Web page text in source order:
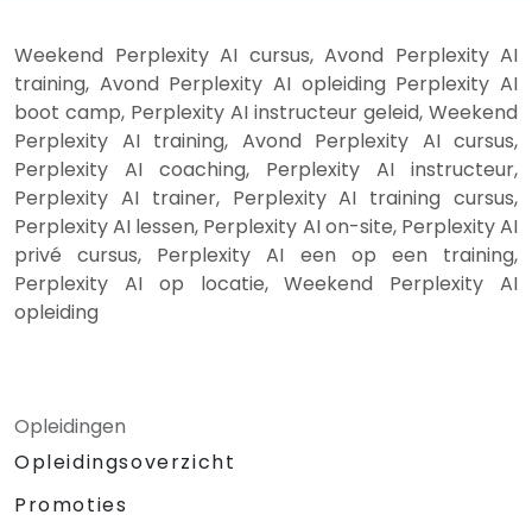
Weekend Perplexity AI cursus, Avond Perplexity AI
training, Avond Perplexity AI opleiding Perplexity AI
boot camp, Perplexity AI instructeur geleid, Weekend
Perplexity AI training, Avond Perplexity AI cursus,
Perplexity AI coaching, Perplexity AI instructeur,
Perplexity AI trainer, Perplexity AI training cursus,
Perplexity AI lessen, Perplexity AI on-site, Perplexity AI
privé cursus, Perplexity AI een op een training,
Perplexity AI op locatie, Weekend Perplexity AI
opleiding
Opleidingen
Opleidingsoverzicht
Promoties